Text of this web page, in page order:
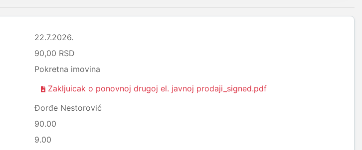
22.7.2026.
90,00 RSD
Pokretna imovina
Zakljuicak o ponovnoj drugoj el. javnoj prodaji_signed.pdf
Đorđe Nestorović
90.00
9.00